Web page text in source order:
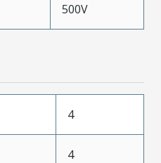
500V
4
4